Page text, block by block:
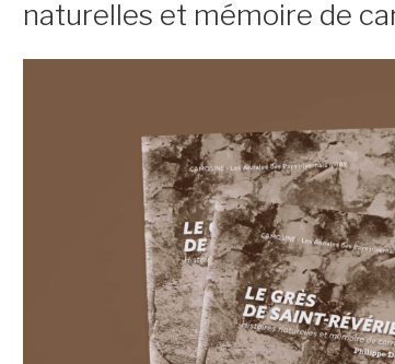
naturelles et mémoire de